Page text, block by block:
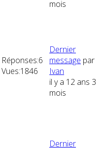
mois
Réponses:6
Vues:1846
Dernier
message par
Ivan
il y a 12 ans 3
mois
Dernier